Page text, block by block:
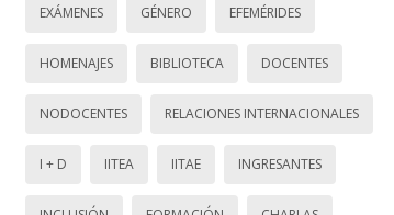
EXÁMENES GÉNERO EFEMÉRIDES
HOMENAJES BIBLIOTECA DOCENTES
NODOCENTES RELACIONES INTERNACIONALES
I + D IITEA IITAE INGRESANTES